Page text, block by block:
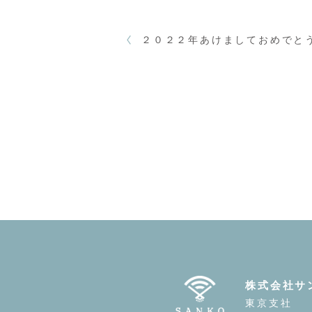
２０２２年あけましておめでと
株式会社サ
東京支社